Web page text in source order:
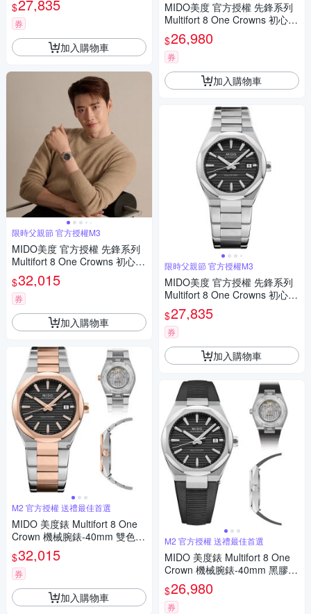
父親節 禮物 推薦 40mm/M055
5071104100
$27,835
券
加入購物車
限時父親節 官方授權M3
MIDO美度 官方授權 先鋒系列
Multifort 8 One Crowns 初心不
變 李鍾碩 八角錶圈 機械腕錶
父親節 禮物 推薦 40mm/M055
5072205100
$32,015
券
加入購物車
M2 官方授權 送禮最佳首選
MIDO 美度錶 Multifort 8 One
Crown 機械腕錶-40mm 雙色 M
0555072205100
$32,015
券
加入購物車
MIDO美度 官方授權 先鋒系列
Multifort 8 One Crowns 初心不
變 李鍾碩 八角錶圈 機械腕錶
父親節 禮物 推薦 40mm/M055
5071705100
$26,980
券
加入購物車
限時父親節 官方授權M3
MIDO美度 官方授權 先鋒系列
Multifort 8 One Crowns 初心不
變 李鍾碩 八角錶圈 機械腕錶
父親節 禮物 推薦 40mm/M055
5071105100
$27,835
券
加入購物車
M2 官方授權 送禮最佳首選
MIDO 美度錶 Multifort 8 One
Crown 機械腕錶-40mm 黑膠 M
0555071705100
$26,980
券